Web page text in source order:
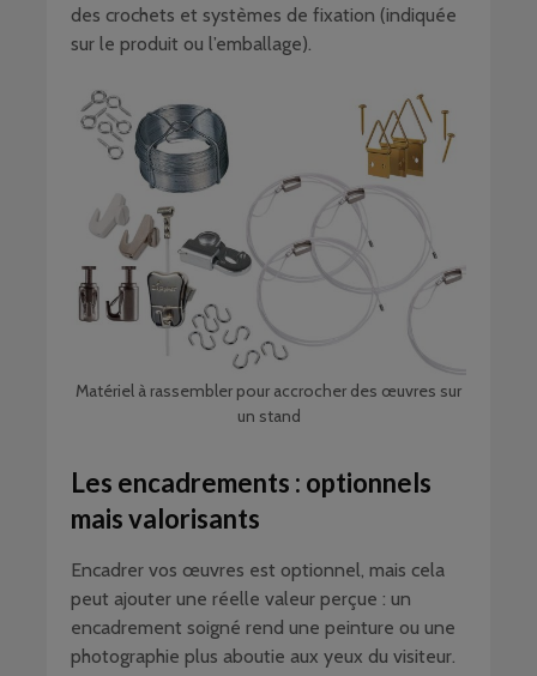
des crochets et systèmes de fixation (indiquée
sur le produit ou l’emballage).
Matériel à rassembler pour accrocher des œuvres sur
un stand
Les encadrements : optionnels
mais valorisants
Encadrer vos œuvres est optionnel, mais cela
peut ajouter une réelle valeur perçue : un
encadrement soigné rend une peinture ou une
photographie plus aboutie aux yeux du visiteur.